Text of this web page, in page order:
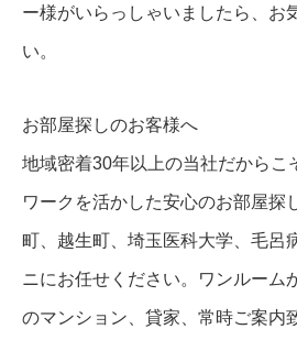
ー様がいらっしゃいましたら、お
い。
お部屋探しのお客様へ
地域密着30年以上の当社だからこ
ワークを活かした安心のお部屋探
町、越生町、埼玉医科大学、毛呂
ニにお任せください。ワンルーム
のマンション、貸家、常時ご案内